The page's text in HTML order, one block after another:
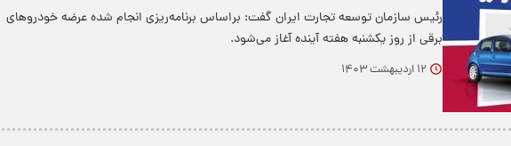
رئیس سازمان توسعه تجارت ایران گفت: براساس برنامه‌ریزی انجام شده عرضه خودروهای
برقی از روز یکشنبه هفته آینده آغاز می‌شود.
۱۲ اردیبهشت ۱۴۰۳